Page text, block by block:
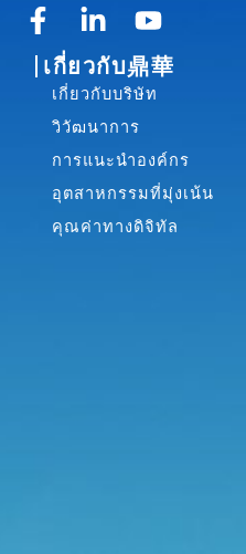
F
c
e
b
o
o
L
n
k
e
d
i
-
Y
o
u
t
b
e
เกี่ยวกับ鼎華
เกี่ยวกับบริษัท
วิวัฒนาการ
การแนะนำองค์กร
อุตสาหกรรมที่มุ่งเน้น
คุณค่าทางดิจิทัล